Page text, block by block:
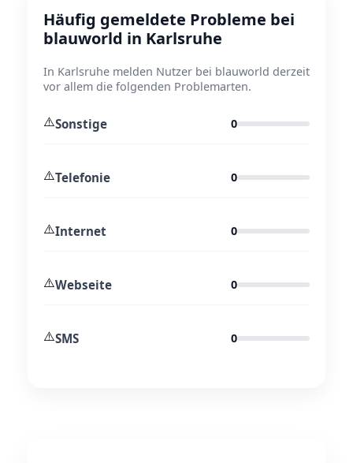
Häufig gemeldete Probleme bei
blauworld in Karlsruhe
In Karlsruhe melden Nutzer bei blauworld derzeit
vor allem die folgenden Problemarten.
⚠️Sonstige 0
⚠️Telefonie 0
⚠️Internet 0
⚠️Webseite 0
⚠️SMS 0